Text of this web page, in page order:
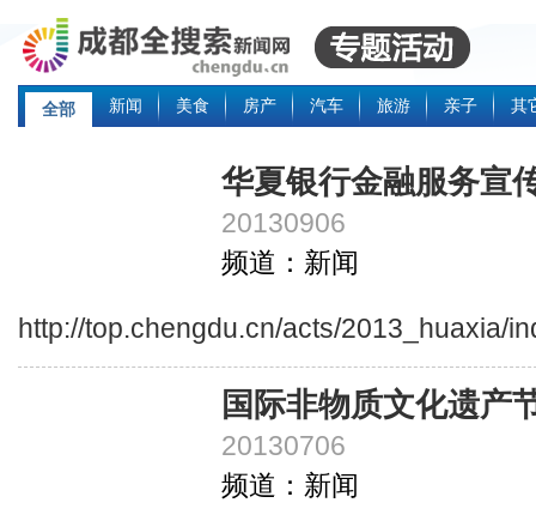
全部 新闻 美食 房产 汽车 旅游 亲子 其
华夏银行金融服务宣
20130906
频道：新闻
http://top.chengdu.cn/acts/2013_huaxia/
国际非物质文化遗产
20130706
频道：新闻